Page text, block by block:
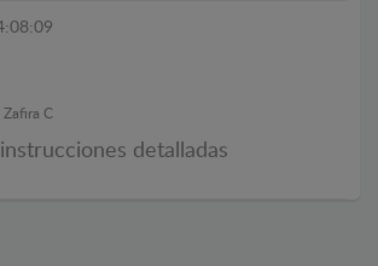
C
instrucciones detalladas